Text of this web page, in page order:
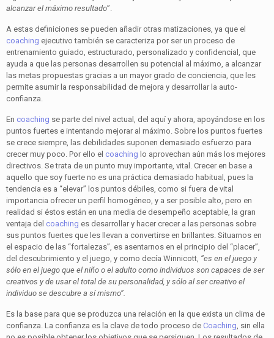
alcanzar el máximo resultado”.
A estas definiciones se pueden añadir otras matizaciones, ya que el
coaching ejecutivo también se caracteriza por ser un proceso de
entrenamiento guiado, estructurado, personalizado y confidencial, que
ayuda a que las personas desarrollen su potencial al máximo, a alcanzar
las metas propuestas gracias a un mayor grado de conciencia, que les
permite asumir la responsabilidad de mejora y desarrollar la auto-
confianza.
En coaching se parte del nivel actual, del aquí y ahora, apoyándose en los
puntos fuertes e intentando mejorar al máximo. Sobre los puntos fuertes
se crece siempre, las debilidades suponen demasiado esfuerzo para
crecer muy poco. Por ello el coaching lo aprovechan aún más los mejores
directivos. Se trata de un punto muy importante, vital. Crecer en base a
aquello que soy fuerte no es una práctica demasiado habitual, pues la
tendencia es a “elevar” los puntos débiles, como si fuera de vital
importancia ofrecer un perfil homogéneo, y a ser posible alto, pero en
realidad si éstos están en una media de desempeño aceptable, la gran
ventaja del coaching es desarrollar y hacer crecer a las personas sobre
sus puntos fuertes que les llevan a convertirse en brillantes. Situarnos en
el espacio de las “fortalezas”, es asentarnos en el principio del “placer”,
del descubrimiento y el juego, y como decía Winnicott, “es en el juego y
sólo en el juego que el niño o el adulto como individuos son capaces de ser
creativos y de usar el total de su personalidad, y sólo al ser creativo el
individuo se descubre a sí mismo”.
Es la base para que se produzca una relación en la que exista un clima de
confianza. La confianza es la clave de todo proceso de Coaching , sin ella